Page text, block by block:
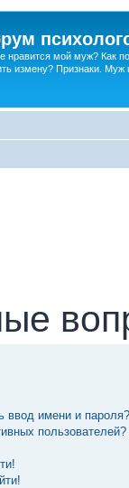
нравится мой муж? Как
измену? Признаки. Муж
ввод имени и пароля?
пользователей?